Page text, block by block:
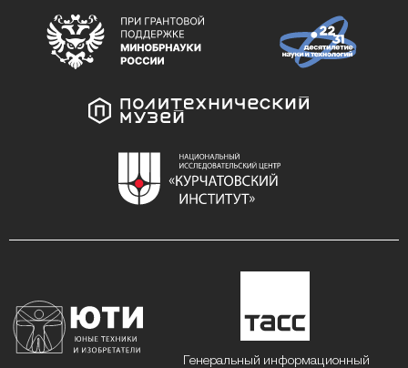
Генеральный информационный